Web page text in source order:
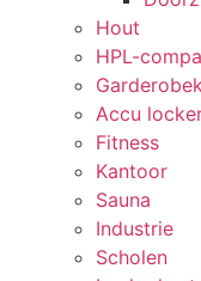
Hout
HPL-
Accu
Fitness
Kantoor
Sauna
Industrie
Scholen